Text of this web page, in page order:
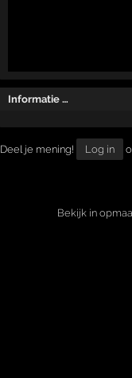
Informatie …
Deel je mening! Log in
Bekijk in